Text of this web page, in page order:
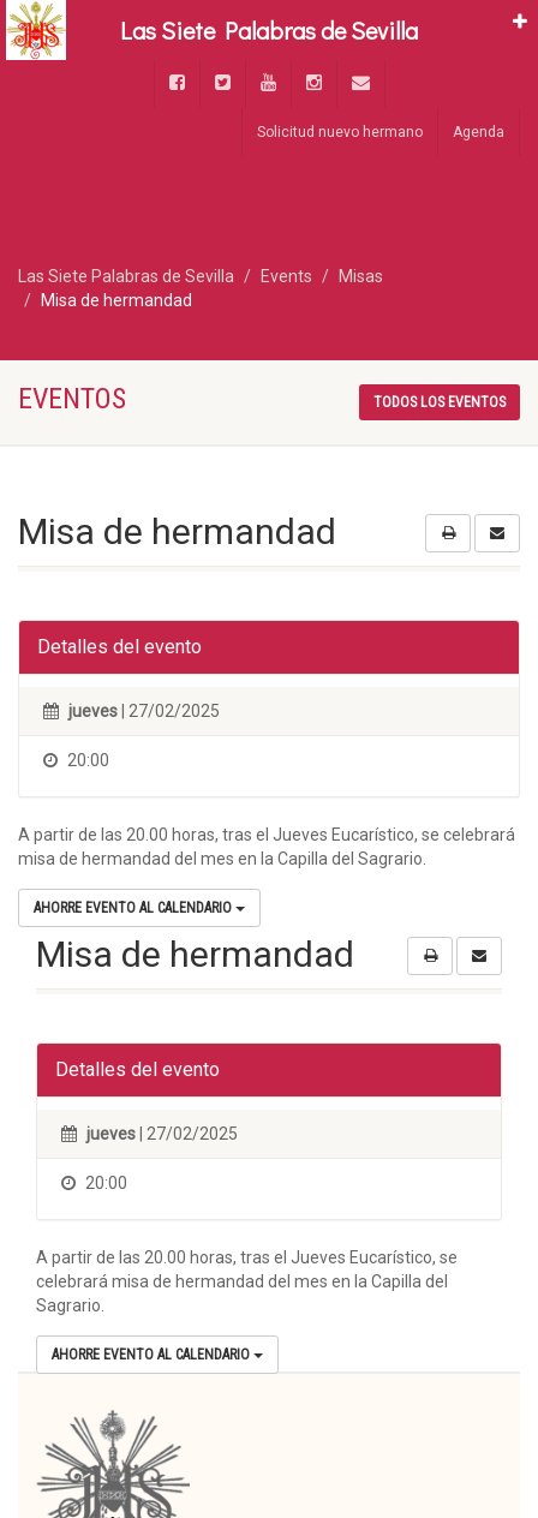
Solicitud nuevo hermano Agenda
Las Siete Palabras de Sevilla Events
Misas
Misa de hermandad
EVENTOS TODOS LOS EVENTOS
Misa de hermandad
Detalles del evento
jueves | 27/02/2025
20:00
A partir de las 20.00 horas, tras el Jueves Eucarístico, se celebrará
misa de hermandad del mes en la Capilla del Sagrario.
AHORRE EVENTO AL CALENDARIO
Misa de hermandad
Detalles del evento
jueves | 27/02/2025
20:00
A partir de las 20.00 horas, tras el Jueves Eucarístico, se
celebrará misa de hermandad del mes en la Capilla del
Sagrario.
AHORRE EVENTO AL CALENDARIO
Las Siete Palabras de Sevilla